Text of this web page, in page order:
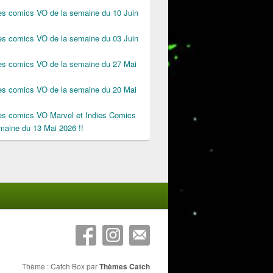
comics VO de la semaine du 10 Juin
comics VO de la semaine du 03 Juin
comics VO de la semaine du 27 Mai
comics VO de la semaine du 20 Mai
comics VO Marvel et Indies Comics
du 13 Mai 2026 !!
Thème : Catch Box parThèmes Catch